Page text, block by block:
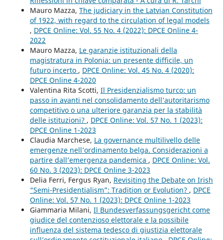
Mauro Mazza, The judiciary in the Latvian Constitution
of 1922, with regard to the circulation of legal models
, DPCE Online: Vol. 55 No. 4 (2022): DPCE Online 4-
2022
Mauro Mazza, Le garanzie istituzionali della
magistratura in Polonia: un presente difficile, un
futuro incerto , DPCE Online: Vol. 45 No. 4 (2020):
DPCE Online 4-2020
Valentina Rita Scotti, Il Presidenzialismo turco: un
passo in avanti nel consolidamento dell’autoritarismo
competitivo o una ulteriore garanzia per la stabilità
delle istituzioni? , DPCE Online: Vol. 57 No. 1 (2023):
DPCE Online 1-2023
Claudia Marchese, La governance multilivello delle
emergenze nell’ordinamento belga. Considerazioni a
partire dall’emergenza pandemica , DPCE Online: Vol.
60 No. 3 (2023): DPCE Online 3-2023
Delia Ferri, Fergus Ryan, Revisiting the Debate on Irish
“Semi-Presidentialism”: Tradition or Evolution? , DPCE
Online: Vol. 57 No. 1 (2023): DPCE Online 1-2023
Giammaria Milani, Il Bundesverfassungsgericht come
giudice del contenzioso elettorale e la possibile
influenza del sistema tedesco di giustizia elettorale